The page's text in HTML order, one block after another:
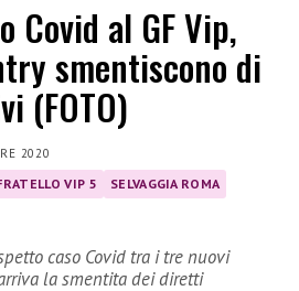
Covid al GF Vip,
smentiscono di
(FOTO)
2020
VIP 5
SELVAGGIA ROMA
caso Covid tra i tre nuovi
la smentita dei diretti